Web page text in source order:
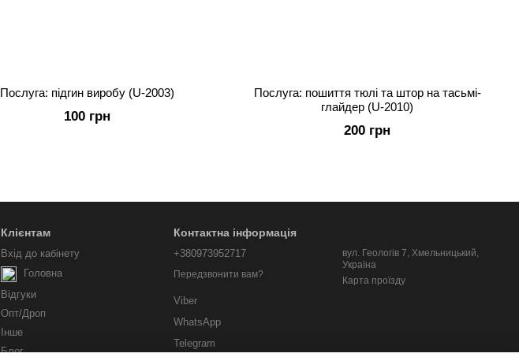
Послуга: підгин виробу (U-2003)
100 грн
Послуга: пошиття тюлі та штор на тасьмі-
глайдер (U-2010)
200 грн
Клієнтам
Вхід до кабінету
Головна
Відгуки
Опт/Дроп
Інше
Блог
Контактна інформація
+380973952717
Передзвонити вам?
Viber
WhatsApp
Telegram
вул. Геологів 7, Хмельницький,
Україна
Карта проїзду